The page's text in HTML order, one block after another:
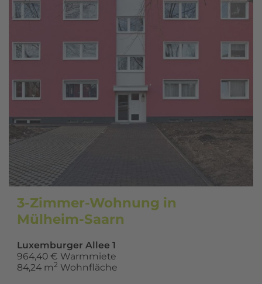
3-Zimmer-Wohnung in
Mülheim-Saarn
Luxemburger Allee 1
964,40 € Warmmiete
84,24 m2 Wohnfläche